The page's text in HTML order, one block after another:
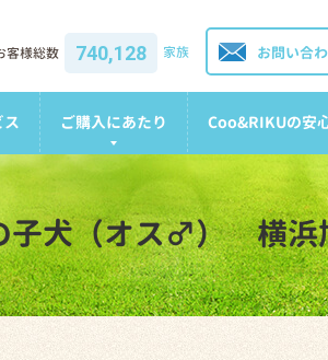
お問い合
客様総数 740,128 家族
ス ご購入にあたり Coo&RIKUの安
子犬（オス♂） 横浜